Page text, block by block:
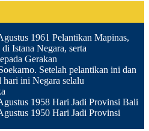
1961 Pelantikan Mapinas,
Istana Negara, serta
Gerakan
Setelah pelantikan ini dan
hari ini Negara selalu
1958 Hari Jadi Provinsi Bali
1950 Hari Jadi Provinsi